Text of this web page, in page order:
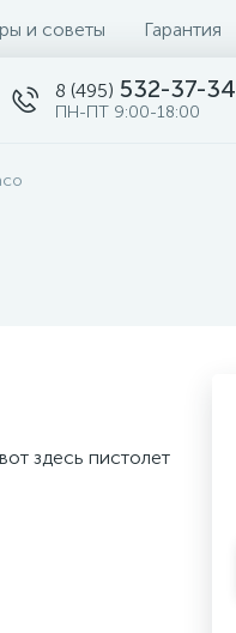
и советы Гарантия
8 (495) 532-37-34
ПН-ПТ 9:00-18:00
здесь пистолет